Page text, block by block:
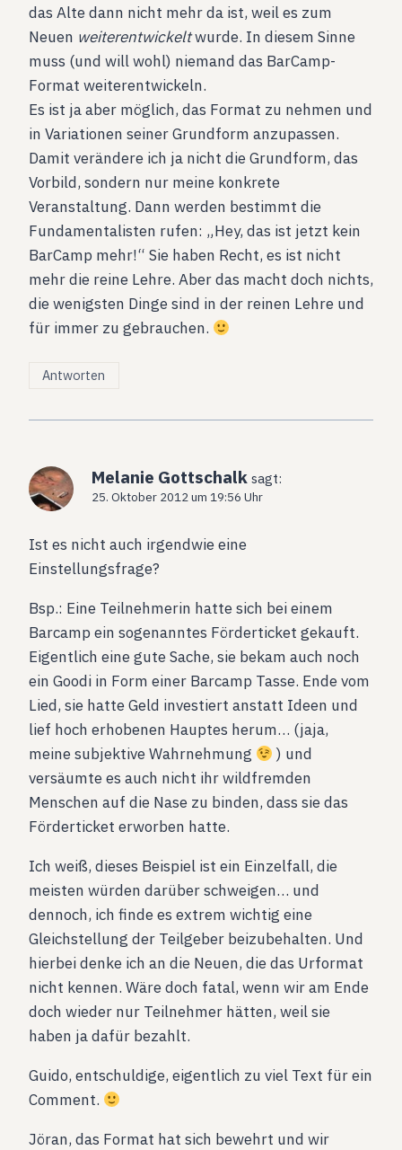
das Alte dann nicht mehr da ist, weil es zum
Neuen weiterentwickeltwurde. In diesem Sinne
muss (und will wohl) niemand das BarCamp-
Format weiterentwickeln.
Es ist ja aber möglich, das Format zu nehmen und
in Variationen seiner Grundform anzupassen.
Damit verändere ich ja nicht die Grundform, das
Vorbild, sondern nur meine konkrete
Veranstaltung. Dann werden bestimmt die
Fundamentalisten rufen: „Hey, das ist jetzt kein
BarCamp mehr!“ Sie haben Recht, es ist nicht
mehr die reine Lehre. Aber das macht doch nichts,
die wenigsten Dinge sind in der reinen Lehre und
für immer zu gebrauchen.
Antworten
Melanie Gottschalk sagt:
25. Oktober 2012 um 19:56 Uhr
Ist es nicht auch irgendwie eine
Einstellungsfrage?
Bsp.: Eine Teilnehmerin hatte sich bei einem
Barcamp ein sogenanntes Förderticket gekauft.
Eigentlich eine gute Sache, sie bekam auch noch
ein Goodi in Form einer Barcamp Tasse. Ende vom
Lied, sie hatte Geld investiert anstatt Ideen und
lief hoch erhobenen Hauptes herum… (jaja,
meine subjektive Wahrnehmung
) und
versäumte es auch nicht ihr wildfremden
Menschen auf die Nase zu binden, dass sie das
Förderticket erworben hatte.
Ich weiß, dieses Beispiel ist ein Einzelfall, die
meisten würden darüber schweigen… und
dennoch, ich finde es extrem wichtig eine
Gleichstellung der Teilgeber beizubehalten. Und
hierbei denke ich an die Neuen, die das Urformat
nicht kennen. Wäre doch fatal, wenn wir am Ende
doch wieder nur Teilnehmer hätten, weil sie
haben ja dafür bezahlt.
Guido, entschuldige, eigentlich zu viel Text für ein
Comment.
Jöran, das Format hat sich bewehrt und wir